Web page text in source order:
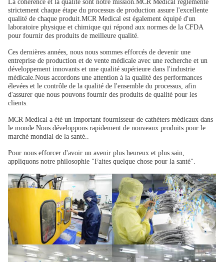
La cohérence et la qualité sont notre mission.MCR Medical réglemente
strictement chaque étape du processus de production assure l'excellente
qualité de chaque produit.MCR Medical est également équipé d'un
laboratoire physique et chimique qui répond aux normes de la CFDA
pour fournir des produits de meilleure qualité.
Ces dernières années, nous nous sommes efforcés de devenir une
entreprise de production et de vente médicale avec une recherche et un
développement innovants et une qualité supérieure dans l'industrie
médicale.Nous accordons une attention à la qualité des performances
élevées et le contrôle de la qualité de l'ensemble du processus, afin
d'assurer que nous pouvons fournir des produits de qualité pour les
clients.
MCR Medical a été un important fournisseur de cathéters médicaux dans
le monde.Nous développons rapidement de nouveaux produits pour le
marché mondial de la santé..
Pour nous efforcer d'avoir un avenir plus heureux et plus sain,
appliquons notre philosophie "Faites quelque chose pour la santé".